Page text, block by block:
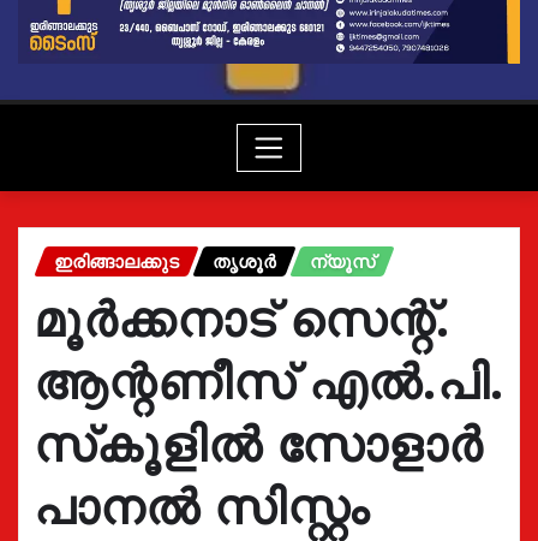
ഇരിങ്ങാലക്കുട തൃശൂർ ന്യൂസ്
മൂര്‍ക്കനാട് സെന്റ്.
ആന്റണീസ് എല്‍.പി.
സ്‌കൂളില്‍ സോളാര്‍
പാനല്‍ സിസ്റ്റം